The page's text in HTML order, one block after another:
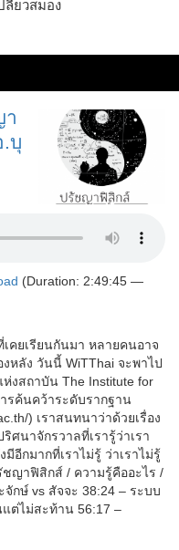
ลี่ยวสมอง
า
.บุ
(Duration: 2:49:45 —
เคยเรียนกันมา หลายคนอาจ
หลัง วันนี้ WiTThai จะพาไป
งสถาบัน The Institute for
รค้นคว้าระดับรากฐาน
) เราสนทนาว่าด้วยเรื่อง
นาจักรวาลที่เรารู้ว่าเรา
อีกมากที่เราไม่รู้ ว่าเราไม่รู้
ชญาฟิสิกส์ / ความรู้คืออะไร /
กษ์ vs สัจจะ 38:24 – ระบบ
ต่ไม่สะท้าน 56:17 –